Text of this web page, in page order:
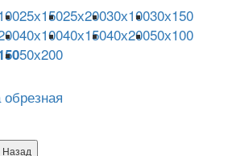
25х15025х20030х10030х150
40х10040х15040х20050х100
50х200
Назад